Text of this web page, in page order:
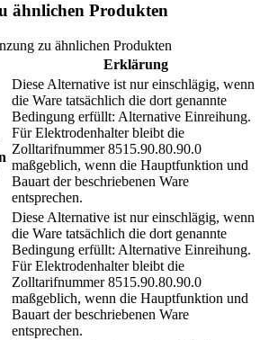
ähnlichen Produkten
zu ähnlichen Produkten
Erklärung
Diese Alternative ist nur einschlägig, wenn
die Ware tatsächlich die dort genannte
Bedingung erfüllt: Alternative Einreihung.
Für Elektrodenhalter bleibt die
Zolltarifnummer 8515.90.80.90.0
maßgeblich, wenn die Hauptfunktion und
Bauart der beschriebenen Ware
entsprechen.
Diese Alternative ist nur einschlägig, wenn
die Ware tatsächlich die dort genannte
Bedingung erfüllt: Alternative Einreihung.
Für Elektrodenhalter bleibt die
Zolltarifnummer 8515.90.80.90.0
maßgeblich, wenn die Hauptfunktion und
Bauart der beschriebenen Ware
entsprechen.